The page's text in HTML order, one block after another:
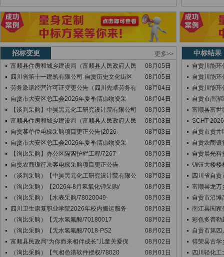
招标变更
更多>>
富顺县住房和城乡建设局（富顺县人民政府人民
08月05日
四川省第十一建筑有限公司-自贡历史文化街区
08月05日
劳务派遣经营许可证变更公告（四川先卓劳务有
08月04日
自贡市大安区总工会2026年夏季清凉物资采
08月04日
【谈判采购】中昊黑元化工研究设计院有限公司
08月03日
富顺县住房和城乡建设局（富顺县人民政府人民
08月03日
自贡某单位电梯采购项目更正公告(2026-
08月03日
自贡市大安区总工会2026年夏季清凉物资采
08月03日
【询比采购】办公区隔离护栏工程/7267-
08月03日
自贡农商银行乘客电梯采购项目更正公告
08月03日
（谈判采购）【中昊黑元化工研究设计院有限公
08月03日
（询比采购）【2026年8月氢氧化钾采购/
08月03日
（询比采购）【水表采购/78020049-
08月03日
四川卫生康复职业学院2026年校内搬运服务
08月03日
（询比采购）【无水氢氟酸/70180017
08月02日
（询比采购）【无水氢氟酸/7018-PS2
08月02日
富顺县民政局“为你而来相伴成长”儿童关爱保
08月02日
（询比采购）【气相色谱软件授权/78020
08月01日
中标结果
自贡川能
自贡川能
自贡川能
自贡市南湖
富顺县富世
SCHT-
自贡市贡
自贡农商
自贡晨光
锦钰大楼楼
四川省自
富顺县龙万
自贡市沿
南江县国家
彩色多普勒
自贡市第
得荣县古学
四川轻化